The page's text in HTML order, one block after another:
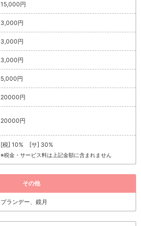
15,000円
3,000円
3,000円
3,000円
5,000円
20000円
20000円
[税] 10% [サ] 30%
※税金・サービス料は上記金額に含まれません
その他
ブランデー、鏡月